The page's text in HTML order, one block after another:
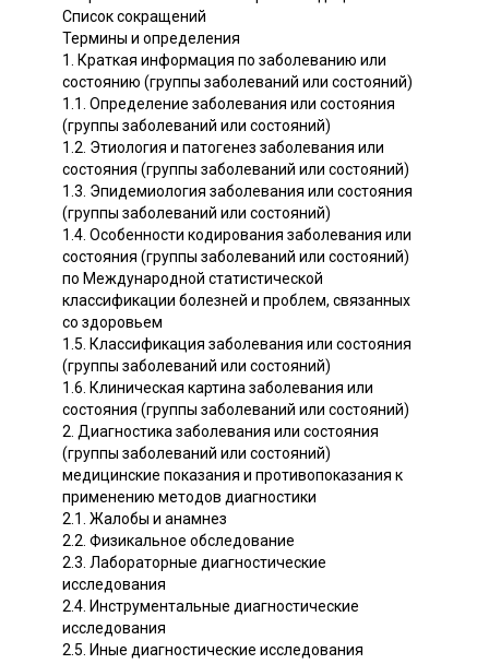
Список сокращений
Термины и определения
1. Краткая информация по заболеванию или
состоянию (группы заболеваний или состояний)
1.1. Определение заболевания или состояния
(группы заболеваний или состояний)
1.2. Этиология и патогенез заболевания или
состояния (группы заболеваний или состояний)
1.3. Эпидемиология заболевания или состояния
(группы заболеваний или состояний)
1.4. Особенности кодирования заболевания или
состояния (группы заболеваний или состояний)
по Международной статистической
классификации болезней и проблем, связанных
со здоровьем
1.5. Классификация заболевания или состояния
(группы заболеваний или состояний)
1.6. Клиническая картина заболевания или
состояния (группы заболеваний или состояний)
2. Диагностика заболевания или состояния
(группы заболеваний или состояний)
медицинские показания и противопоказания к
применению методов диагностики
2.1. Жалобы и анамнез
2.2. Физикальное обследование
2.3. Лабораторные диагностические
исследования
2.4. Инструментальные диагностические
исследования
2.5. Иные диагностические исследования